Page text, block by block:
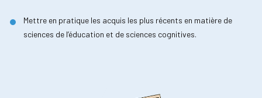
Mettre en pratique les acquis les plus récents en matière de
sciences de l’éducation et de sciences cognitives.